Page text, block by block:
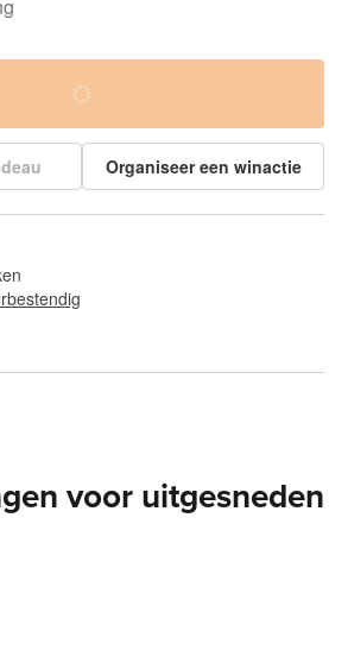
Organiseer een winactie
voor uitgesneden